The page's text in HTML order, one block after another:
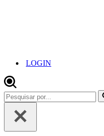
LOGIN
Pesquisar
por...